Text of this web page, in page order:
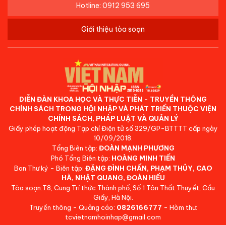
Hotline: 0912 953 695
Giới thiệu tòa soạn
DIỄN ĐÀN KHOA HỌC VÀ THỰC TIỄN - TRUYỀN THÔNG
CHÍNH SÁCH TRONG HỘI NHẬP VÀ PHÁT TRIỂN THUỘC VIỆN
CHÍNH SÁCH, PHÁP LUẬT VÀ QUẢN LÝ
Giấy phép hoạt động Tạp chí Điện tử số 329/GP-BTTTT cấp ngày
10/09/2018.
Tổng Biên tập: ĐOÀN MẠNH PHƯƠNG
Phó Tổng Biên tập: HOÀNG MINH TIẾN
Ban Thư ký - Biên tập: ĐẶNG ĐÌNH CHẤN, PHẠM THỦY, CAO
HÀ, NHẬT QUANG, ĐOÀN HIẾU
Tòa soạn:T8, Cung Trí thức Thành phố, Số 1 Tôn Thất Thuyết, Cầu
Giấy, Hà Nội.
Truyền thông - Quảng cáo: 0826166777 - Hòm thư:
tcvietnamhoinhap@gmail.com